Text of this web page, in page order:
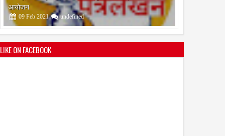
श्री मल्लिकार्जुन प्रशालेकडून उमाकांत गाढवे यांचा सत्कार
25 Mar 2021 undefined
LIKE ON FACEBOOK